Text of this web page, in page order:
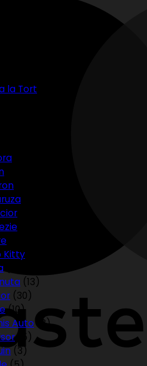
la Tort
Kitty
(13)
(30)
(10)
Auto
(3)
(5)
(3)